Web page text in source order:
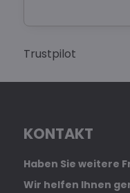
Trustpilot
KONTAKT
Haben Sie weitere
Wir helfen Ihnen